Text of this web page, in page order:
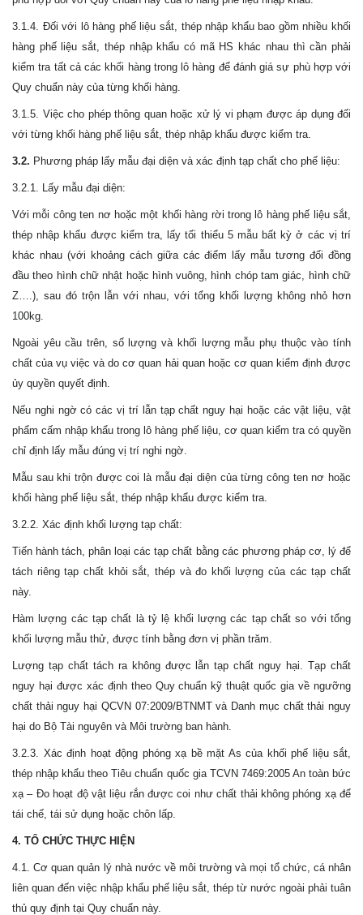
3.1.4. Đối với lô hàng phế liệu sắt, thép nhập khẩu bao gồm nhiều khối
hàng phế liệu sắt, thép nhập khẩu có mã HS khác nhau thì cần phải
kiểm tra tất cả các khối hàng trong lô hàng để đánh giá sự phù hợp với
Quy chuẩn này của từng khối hàng.
3.1.5. Việc cho phép thông quan hoặc xử lý vi phạm được áp dụng đối
với từng khối hàng phế liệu sắt, thép nhập khẩu được kiểm tra.
3.2. Phương pháp lấy mẫu đại diện và xác định tạp chất cho phế liệu:
3.2.1. Lấy mẫu đại diện:
Với mỗi công ten nơ hoặc một khối hàng rời trong lô hàng phế liệu sắt,
thép nhập khẩu được kiểm tra, lấy tối thiểu 5 mẫu bất kỳ ở các vị trí
khác nhau (với khoảng cách giữa các điểm lấy mẫu tương đối đồng
đầu theo hình chữ nhật hoặc hình vuông, hình chóp tam giác, hình chữ
Z….), sau đó trộn lẫn với nhau, với tổng khối lượng không nhỏ hơn
100kg.
Ngoài yêu cầu trên, số lượng và khối lượng mẫu phụ thuộc vào tính
chất của vụ việc và do cơ quan hải quan hoặc cơ quan kiểm định được
ủy quyền quyết định.
Nếu nghi ngờ có các vị trí lẫn tạp chất nguy hại hoặc các vật liệu, vật
phẩm cấm nhập khẩu trong lô hàng phế liệu, cơ quan kiểm tra có quyền
chỉ định lấy mẫu đúng vị trí nghi ngờ.
Mẫu sau khi trộn được coi là mẫu đại diện của từng công ten nơ hoặc
khối hàng phế liệu sắt, thép nhập khẩu được kiểm tra.
3.2.2. Xác định khối lượng tạp chất:
Tiến hành tách, phân loại các tạp chất bằng các phương pháp cơ, lý để
tách riêng tạp chất khỏi sắt, thép và đo khối lượng của các tạp chất
này.
Hàm lượng các tạp chất là tỷ lệ khối lượng các tạp chất so với tổng
khối lượng mẫu thử, được tính bằng đơn vị phần trăm.
Lượng tạp chất tách ra không được lẫn tạp chất nguy hại. Tạp chất
nguy hại được xác định theo Quy chuẩn kỹ thuật quốc gia về ngưỡng
chất thải nguy hại QCVN 07:2009/BTNMT và Danh mục chất thải nguy
hại do Bộ Tài nguyên và Môi trường ban hành.
3.2.3. Xác định hoạt động phóng xạ bề mặt As của khối phế liệu sắt,
thép nhập khẩu theo Tiêu chuẩn quốc gia TCVN 7469:2005 An toàn bức
xạ – Đo hoạt độ vật liệu rắn được coi như chất thải không phóng xạ để
tái chế, tái sử dụng hoặc chôn lấp.
4. TỔ CHỨC THỰC HIỆN
4.1. Cơ quan quản lý nhà nước về môi trường và mọi tổ chức, cá nhân
liên quan đến việc nhập khẩu phế liệu sắt, thép từ nước ngoài phải tuân
thủ quy định tại Quy chuẩn này.